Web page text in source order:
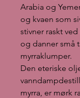
Arabia og
og kvaen som
stivner raskt
og danner små
myrraklumper.
Den eteriske
myrra, er mørk